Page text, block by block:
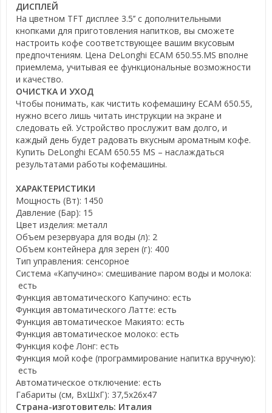
ДИСПЛЕЙ
На цветном TFT дисплее 3.5’’ c дополнительными
кнопками для приготовления напитков, вы сможете
настроить кофе соответствующее вашим вкусовым
предпочтениям. Цена DeLonghi ECAM 650.55.MS вполне
приемлема, учитывая ее функциональные возможности
и качество.
ОЧИСТКА И УХОД
Чтобы понимать, как чистить кофемашину ECAM 650.55,
нужно всего лишь читать инструкции на экране и
следовать ей. Устройство прослужит вам долго, и
каждый день будет радовать вкусным ароматным кофе.
Купить DeLonghi ECAM 650.55 MS – наслаждаться
результатами работы кофемашины.
ХАРАКТЕРИСТИКИ
Мощность (Вт): 1450
Давление (Бар): 15
Цвет изделия: металл
Объем резервуара для воды (л): 2
Объем контейнера для зерен (г): 400
Тип управления: сенсорное
Cистема «Капучино»: смешивание паром воды и молока:
есть
Функция автоматического Капучино: есть
Функция автоматического Латте: есть
Функция автоматическое Макиято: есть
Функция автоматическое молоко: есть
Функция кофе Лонг: есть
Функция мой кофе (программирование напитка вручную):
есть
Автоматическое отключение: есть
Габариты (см, ВхШхГ): 37,5x26x47
Страна-изготовитель: Италия